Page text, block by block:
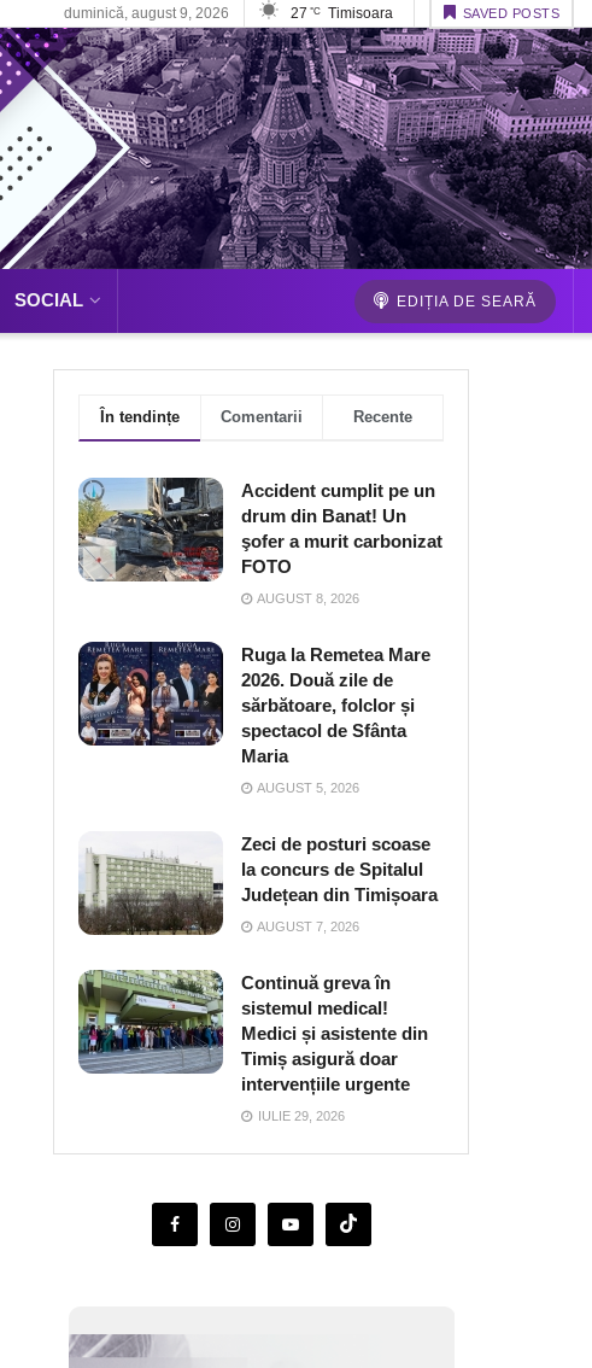
duminică, august 9, 2026 27 °C Timisoara SAVED POSTS
SOCIAL EDIȚIA DE SEARĂ
În tendințe Comentarii Recente
Accident cumplit pe un
drum din Banat! Un
şofer a murit carbonizat
FOTO
AUGUST 8, 2026
Ruga la Remetea Mare
2026. Două zile de
sărbătoare, folclor și
spectacol de Sfânta
Maria
AUGUST 5, 2026
Zeci de posturi scoase
la concurs de Spitalul
Județean din Timișoara
AUGUST 7, 2026
Continuă greva în
sistemul medical!
Medici și asistente din
Timiș asigură doar
intervențiile urgente
IULIE 29, 2026